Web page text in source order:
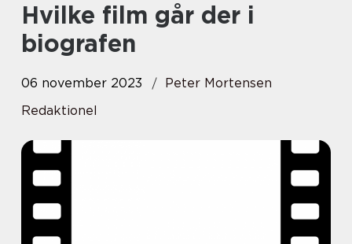
Hvilke film går der i
biografen
06 november 2023
Peter Mortensen
Redaktionel